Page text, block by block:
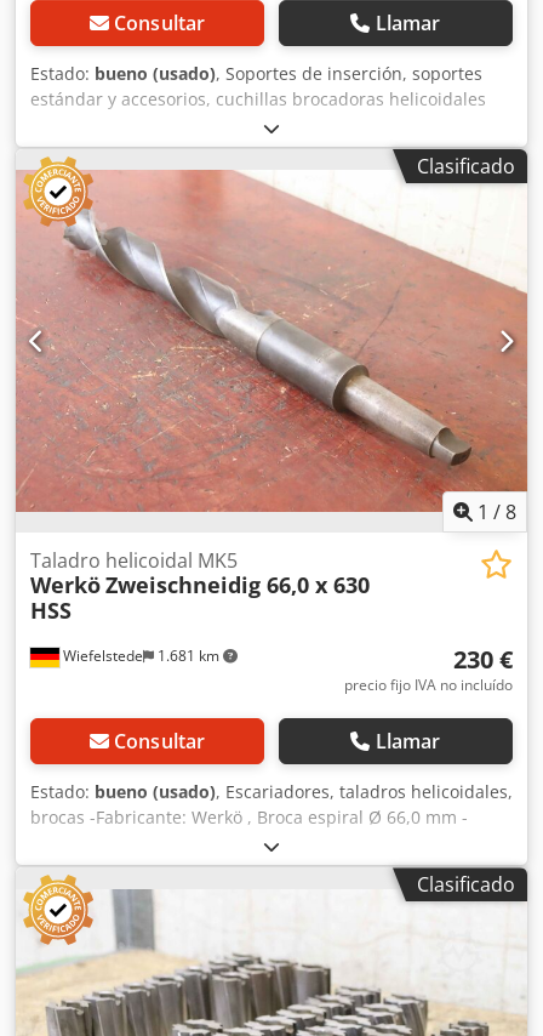
Consultar Llamar
Estado: bueno (usado), Soportes de inserción, soportes
estándar y accesorios, cuchillas brocadoras helicoidales
SASSEX, cuchillas helicoidales Sassex, cuchillas de
escariado, escariadores Sassex, soportes Sassex,
portaherramientas, alojamiento para cuchillas brocadoras,
brocas helicoidales - Fabricante: WMW SWZ, soporte de
inserción para herramientas - Conexión: MK6 - Longitud:
345 mm - Medidas: ver fotos - Dimensiones: 620/100/63
mm Dcjdpfx Aeu Tlgrsiisk - Peso: 10,1 kg
Clasificado
1 /8
Wiefelstede 1.681 km
Taladro helicoidal MK5
WerköZweischneidig 66,0 x 630
HSS
230 €
precio fijo IVA no incluído
Consultar Llamar
Estado: bueno (usado), Escariadores, taladros helicoidales,
brocas -Fabricante: Werkö , Broca espiral Ø 66,0 mm -
Mango: MK5 -Tipo: Doble filo 66.0 x 630 HSS Dedpfeu
Tlhisx Aiijck -A petición: varios tamaños/cantidades
disponibles en stock adicional -Dimensiones de transporte:
Ø 66 x 780 mm -Peso: 10,6 kg
Clasificado